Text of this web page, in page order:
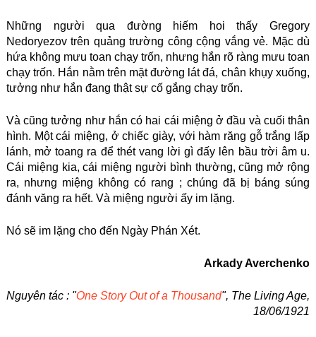
Những người qua đường hiếm hoi thấy Gregory
Nedoryezov trên quảng trường công cộng vắng vẻ. Mặc dù
hứa không mưu toan chạy trốn, nhưng hắn rõ ràng mưu toan
chạy trốn. Hắn nằm trên mặt đường lát đá, chân khụy xuống,
tưởng như hắn đang thật sự cố gắng chạy trốn.
Và cũng tưởng như hắn có hai cái miệng ở đầu và cuối thân
hình. Một cái miệng, ở chiếc giày, với hàm răng gỗ trắng lấp
lánh, mở toang ra để thét vang lời gì đấy lên bầu trời âm u.
Cái miệng kia, cái miệng người bình thường, cũng mở rộng
ra, nhưng miệng không có rang ; chúng đã bị báng súng
đánh văng ra hết. Và miệng người ấy im lặng.
Nó sẽ im lặng cho đến Ngày Phán Xét.
Arkady Averchenko
Nguyên tác : "One Story Out of a Thousand", The Living Age,
18/06/1921